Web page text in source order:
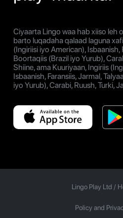
Ciyaarta Lingo waa hab xiiso leh
barto luqadaha qalaad laguna
(Ingiriisi iyo American), Isbaanish,
Boortaqiis (Brazil iyo Yurub),
Shiine, ama Kuuriyaan, Ingiriis
Isbaanish, Faransiis, Jarmal,
iyo Yurub), Carabi, Ruush, Turki,
Lingo Play Ltd /
Policy and